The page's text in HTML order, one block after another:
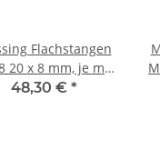
Flachstangen
±
5mm
48,30 € *
MS58